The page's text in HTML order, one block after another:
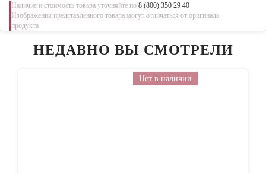
Наличие и стоимость товара уточняйте по 8 (800) 350 29 40
Изображения представленного товара могут отличаться от оригинала
продукта
НЕДАВНО ВЫ СМОТРЕЛИ
Нет в наличии